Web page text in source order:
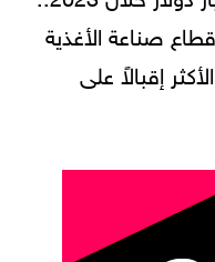
صناعة الأغذية
إقبالاً على